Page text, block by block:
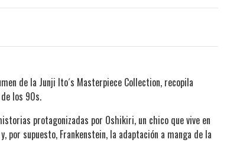
de la Junji Ito´s Masterpiece Collection, recopila
los 90s.
protagonizadas por Oshikiri, un chico que vive en
por supuesto, Frankenstein, la adaptación a manga de la